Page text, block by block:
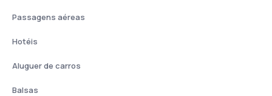
Passagens aéreas
Hotéis
Aluguer de carros
Balsas